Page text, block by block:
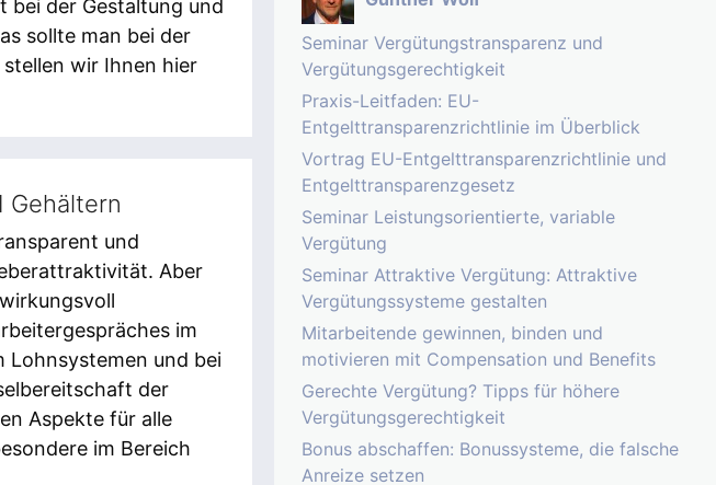
bei der Gestaltung und
sollte man bei der
wir Ihnen hier
Gehältern
und
Aber
im
Lohnsystemen und bei
der
Aspekte für alle
im Bereich
Seminar Vergütungstransparenz und
Vergütungsgerechtigkeit
Praxis-Leitfaden: EU-
Entgelttransparenzrichtlinie im Überblick
Vortrag EU-Entgelttransparenzrichtlinie und
Entgelttransparenzgesetz
Seminar Leistungsorientierte, variable
Vergütung
Seminar Attraktive Vergütung: Attraktive
Vergütungssysteme gestalten
Mitarbeitende gewinnen, binden und
motivieren mit Compensation und Benefits
Gerechte Vergütung? Tipps für höhere
Vergütungsgerechtigkeit
Bonus abschaffen: Bonussysteme, die falsche
Anreize setzen